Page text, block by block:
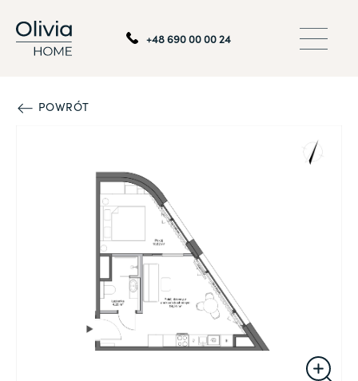
+48 690 00 00 24
POWRÓT